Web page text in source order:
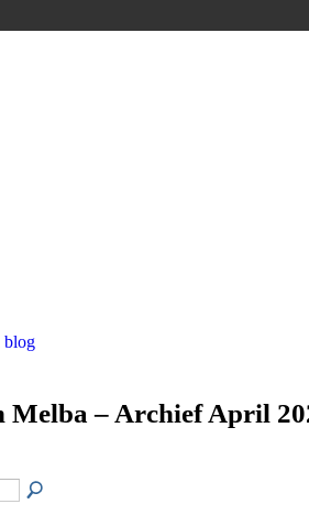
Melba – Archief April